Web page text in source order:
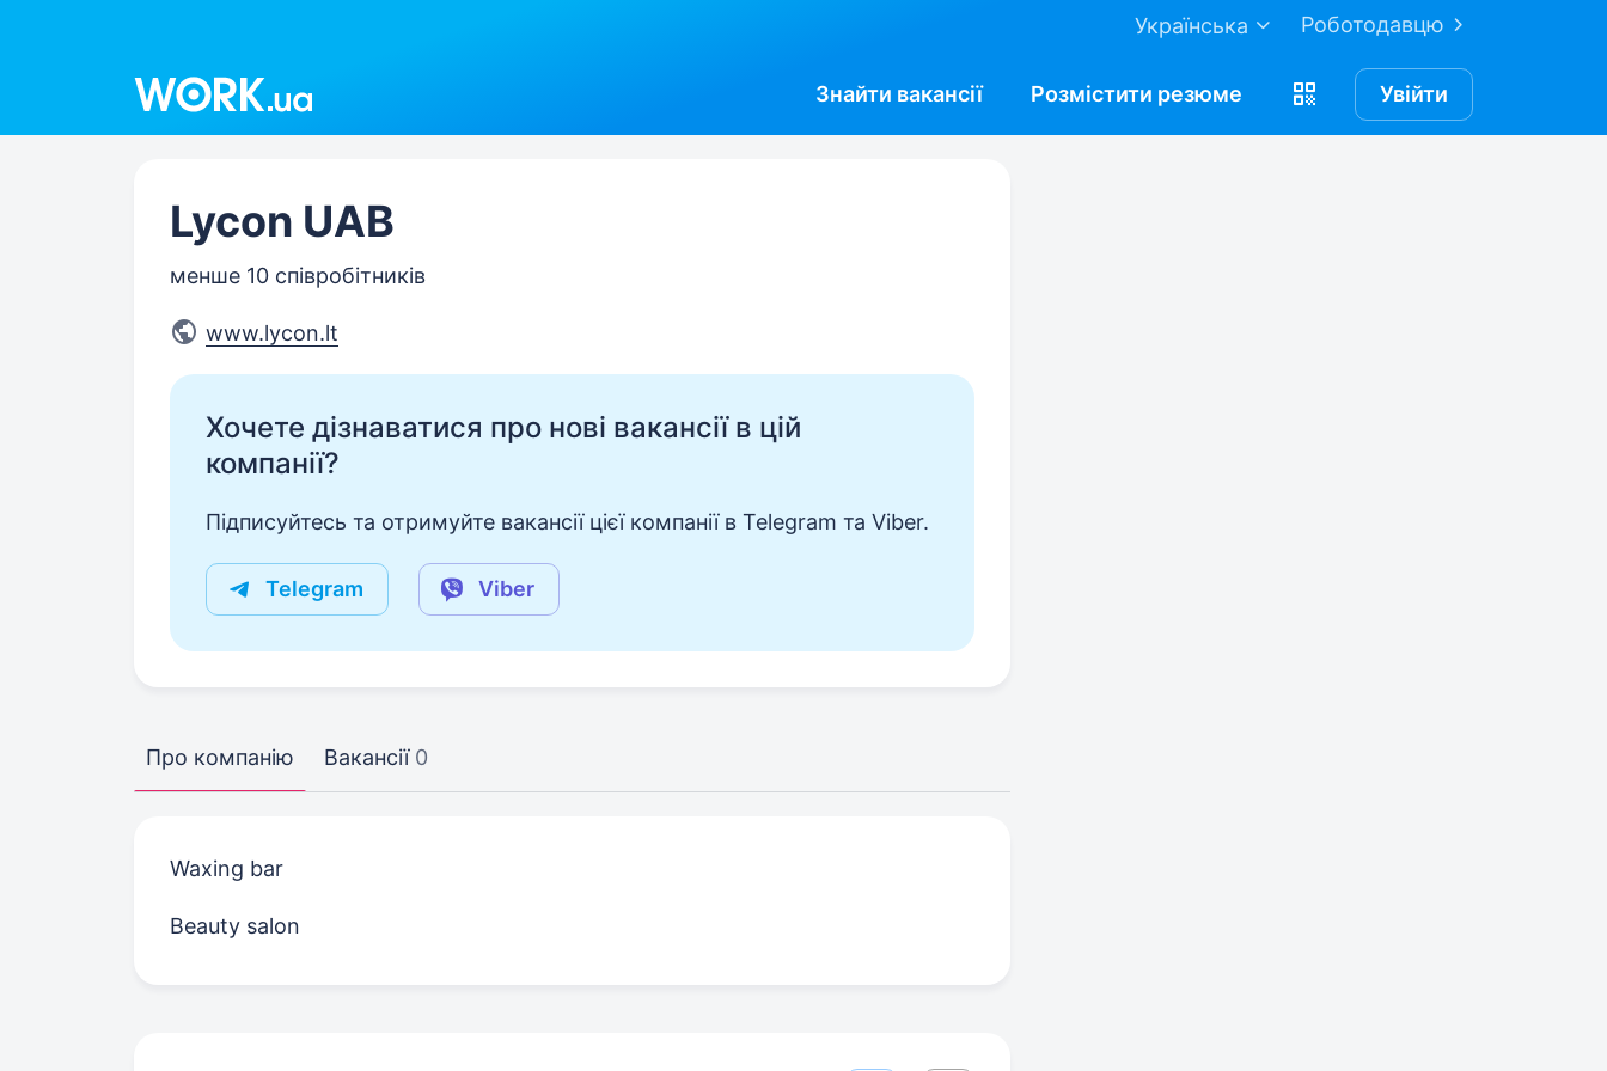
Роботодавцю
Українська
Знайти вакансії Розмістити резюме Увійти
Lycon UAB
менше 10 співробітників
www.lycon.lt
Хочете дізнаватися про нові вакансії в цій
компанії?
Підписуйтесь та отримуйте вакансії цієї компанії в Telegram та Viber.
Telegram Viber
Про компанію Вакансії 0
Waxing bar
Beauty salon